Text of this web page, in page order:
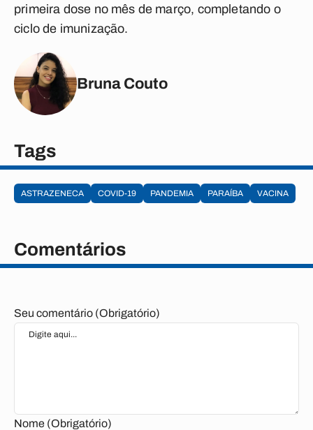
primeira dose no mês de março, completando o
ciclo de imunização.
Bruna Couto
Tags
ASTRAZENECA COVID-19 PANDEMIA PARAÍBA VACINA
Comentários
Seu comentário (Obrigatório)
Nome (Obrigatório)